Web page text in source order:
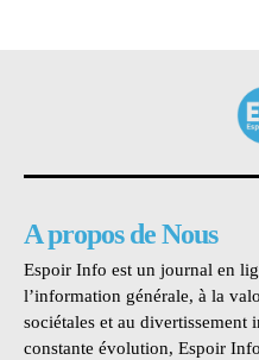
A propos de Nous
Espoir Info est un journal en
l’information générale, à la
sociétales et au divertissement
constante évolution, Espoir